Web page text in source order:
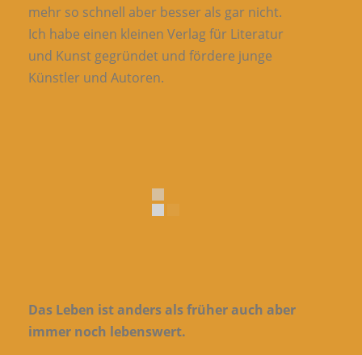
mehr so schnell aber besser als gar nicht.
Ich habe einen kleinen Verlag für Literatur
und Kunst gegründet und fördere junge
Künstler und Autoren.
Das Leben ist anders als früher auch aber
immer noch lebenswert.